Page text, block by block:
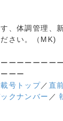
、体調管理、
さい。（MK)
ーーーーーー
ーー
号トップ／ 直
クナンバー ／